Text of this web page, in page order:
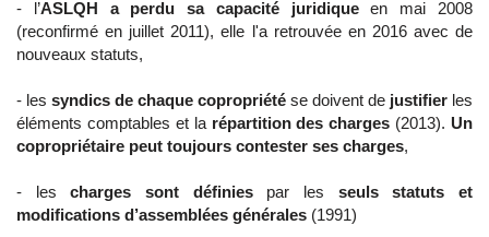
- l’ASLQH a perdu sa capacité juridiqueen mai 2008
(reconfirmé en juillet 2011), elle l'a retrouvée en 2016 avec de
nouveaux statuts,
- les syndics de chaque copropriété se doivent de justifier les
éléments comptables et la répartition des charges (2013). Un
copropriétaire peut toujours contester ses charges,
- lescharges sont définiespar les seuls statuts et
modifications d’assemblées générales (1991)